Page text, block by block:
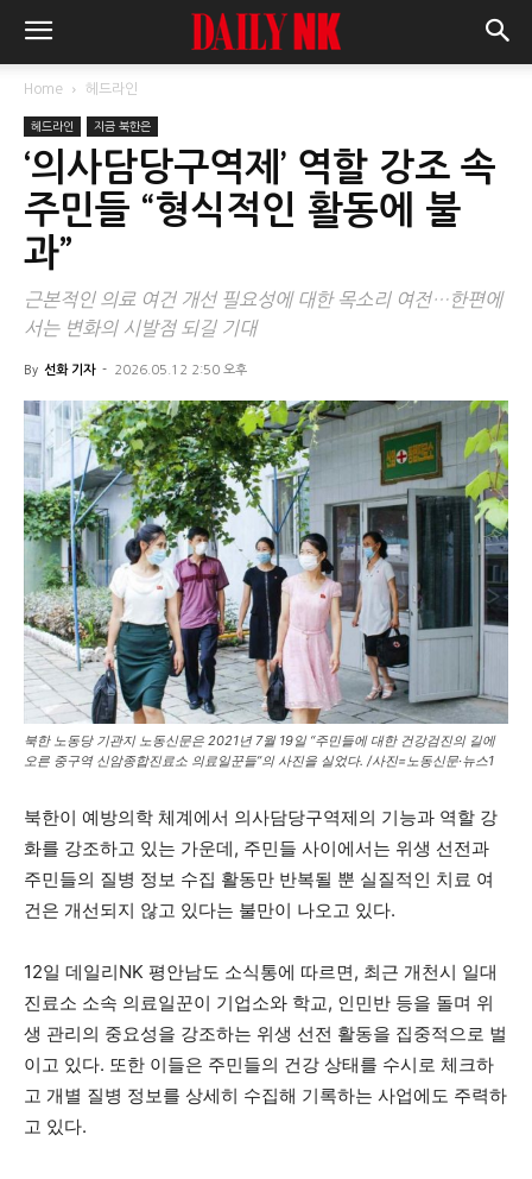
Home 헤드라인
헤드라인 지금 북한은
‘의사담당구역제’ 역할 강조 속
주민들 “형식적인 활동에 불
과”
근본적인 의료 여건 개선 필요성에 대한 목소리 여전…한편에
서는 변화의 시발점 되길 기대
By 선화 기자 - 2026.05.12 2:50 오후
북한 노동당 기관지 노동신문은 2021년 7월 19일 “주민들에 대한 건강검진의 길에
오른 중구역 신암종합진료소 의료일꾼들”의 사진을 실었다. /사진=노동신문·뉴스1
북한이 예방의학 체계에서 의사담당구역제의 기능과 역할 강
화를 강조하고 있는 가운데, 주민들 사이에서는 위생 선전과
주민들의 질병 정보 수집 활동만 반복될 뿐 실질적인 치료 여
건은 개선되지 않고 있다는 불만이 나오고 있다.
12일 데일리NK 평안남도 소식통에 따르면, 최근 개천시 일대
진료소 소속 의료일꾼이 기업소와 학교, 인민반 등을 돌며 위
생 관리의 중요성을 강조하는 위생 선전 활동을 집중적으로 벌
이고 있다. 또한 이들은 주민들의 건강 상태를 수시로 체크하
고 개별 질병 정보를 상세히 수집해 기록하는 사업에도 주력하
고 있다.